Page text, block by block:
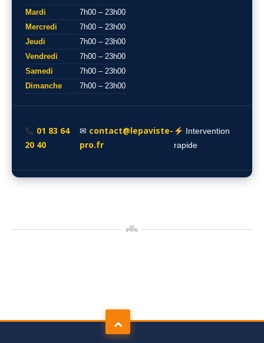
Mardi
7h00 – 23h00
Mercredi
7h00 – 23h00
Jeudi
7h00 – 23h00
Vendredi
7h00 – 23h00
Samedi
7h00 – 23h00
Dimanche
7h00 – 23h00
01 83 64
20 40
✉ contact@lepaviste-
pro.fr
Intervention
rapide